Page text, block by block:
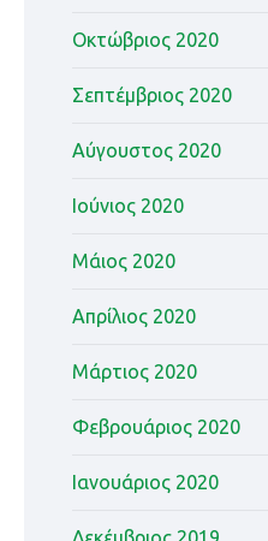
Οκτώβριος 2020
Σεπτέμβριος 2020
Αύγουστος 2020
Ιούνιος 2020
Μάιος 2020
Απρίλιος 2020
Μάρτιος 2020
Φεβρουάριος 2020
Ιανουάριος 2020